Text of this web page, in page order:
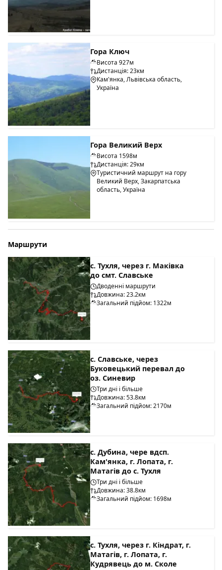
Гора Ключ
Висота 927м
Дистанція: 23км
Кам'янка, Львівська область,
Україна
Гора Великий Верх
Висота 1598м
Дистанція: 29км
Туристичний маршрут на гору
Великий Верх, Закарпатська
область, Україна
Маршрути
с. Тухля, через г. Маківка
до смт. Славське
Дводенні маршрути
Довжина: 23.2км
Загальний підйом: 1322м
с. Славське, через
Буковецький перевал до
оз. Синевир
Три дні і більше
Довжина: 53.8км
Загальний підйом: 2170м
с. Дубина, чере вдсп.
Кам'янка, г. Лопата, г.
Матагів до с. Тухля
Три дні і більше
Довжина: 38.8км
Загальний підйом: 1698м
с. Тухля, через г. Кіндрат, г.
Матагів, г. Лопата, г.
Кудрявець до м. Сколе